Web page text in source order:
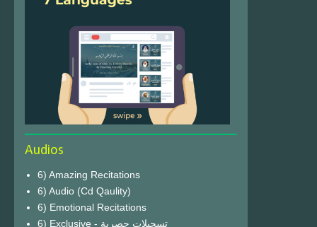
Audios
6) Amazing Recitations
6) Audio (Cd Qaulity)
6) Emotional Recitations
6) Exclusive - تسجيلات حصرية